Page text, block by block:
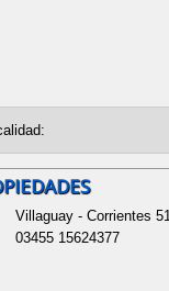
Villaguay - Corrientes 51
03455 15624377